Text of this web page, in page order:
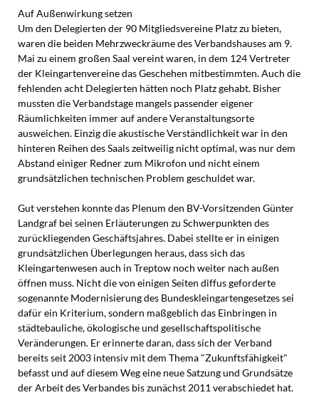
Auf Außenwirkung setzen
Um den Delegierten der 90 Mitgliedsvereine Platz zu bieten,
waren die beiden Mehrzweckräume des Verbandshauses am 9.
Mai zu einem großen Saal vereint waren, in dem 124 Vertreter
der Kleingartenvereine das Geschehen mitbestimmten. Auch die
fehlenden acht Delegierten hätten noch Platz gehabt. Bisher
mussten die Verbandstage mangels passender eigener
Räumlichkeiten immer auf andere Veranstaltungsorte
ausweichen. Einzig die akustische Verständlichkeit war in den
hinteren Reihen des Saals zeitweilig nicht optimal, was nur dem
Abstand einiger Redner zum Mikrofon und nicht einem
grundsätzlichen technischen Problem geschuldet war.
Gut verstehen konnte das Plenum den BV-Vorsitzenden Günter
Landgraf bei seinen Erläuterungen zu Schwerpunkten des
zurückliegenden Geschäftsjahres. Dabei stellte er in einigen
grundsätzlichen Überlegungen heraus, dass sich das
Kleingartenwesen auch in Treptow noch weiter nach außen
öffnen muss. Nicht die von einigen Seiten diffus geforderte
sogenannte Modernisierung des Bundeskleingartengesetzes sei
dafür ein Kriterium, sondern maßgeblich das Einbringen in
städtebauliche, ökologische und gesellschaftspolitische
Veränderungen. Er erinnerte daran, dass sich der Verband
bereits seit 2003 intensiv mit dem Thema "Zukunftsfähigkeit"
befasst und auf diesem Weg eine neue Satzung und Grundsätze
der Arbeit des Verbandes bis zunächst 2011 verabschiedet hat.